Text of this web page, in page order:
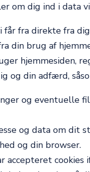
om dig ind i data
får fra direkte fra
din brug af
hjemmesiden,
og din adfærd,
og eventuelle
og data om dit
og din browser.
accepteret